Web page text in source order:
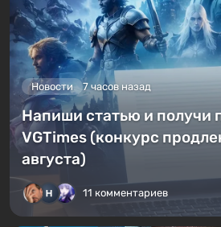
Новости 7 часов назад
Напиши статью и получи
VGTimes (конкурс
августа)
11 комментариев